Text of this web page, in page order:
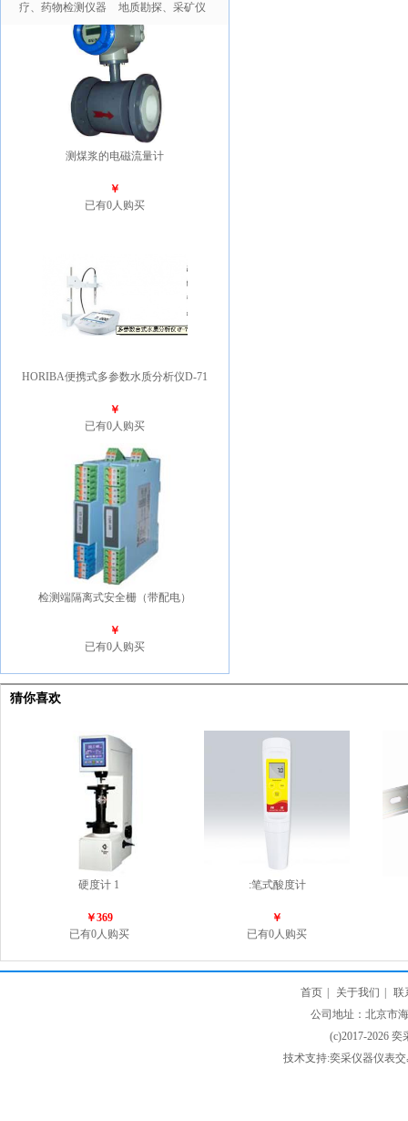
疗、药物检测仪器
地质勘探、采矿仪
测煤浆的电磁流量计
￥
已有0人购买
HORIBA便携式多参数水质分析仪D-71
￥
已有0人购买
检测端隔离式安全栅（带配电）
￥
已有0人购买
猜你喜欢
硬度计 1
￥369
已有0人购买
:笔式酸度计
￥
已有0人购买
首页 关于我们
联
公司地址：北京市
(c)2017-2026
技术支持:奕采仪器仪表